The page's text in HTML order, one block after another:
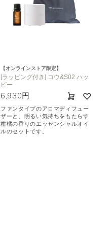
【オンラインストア限定】
[ラッピング付き] コウ&S02 ハッ
ピー
6,930円
ファンタイプのアロマディフュー
ザーと、明るい気持ちをもたらす
柑橘の香りのエッセンシャルオイ
ルのセットです。